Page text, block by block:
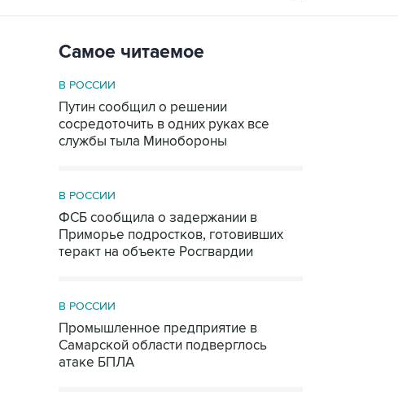
Самое читаемое
В РОССИИ
Путин сообщил о решении
сосредоточить в одних руках все
службы тыла Минобороны
В РОССИИ
ФСБ сообщила о задержании в
Приморье подростков, готовивших
теракт на объекте Росгвардии
В РОССИИ
Промышленное предприятие в
Самарской области подверглось
атаке БПЛА